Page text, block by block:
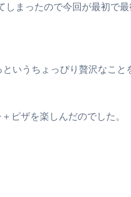
まったので今回が最初で最
いうちょっぴり贅沢なこと
ピザを楽しんだのでした。